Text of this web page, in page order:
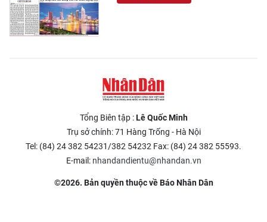
Tổng Biên tập :Lê Quốc Minh
Trụ sở chính: 71 Hàng Trống - Hà Nội
Tel: (84) 24 382 54231/382 54232 Fax: (84) 24 382 55593.
E-mail: nhandandientu@nhandan.vn
©2026. Bản quyền thuộc về Báo Nhân Dân